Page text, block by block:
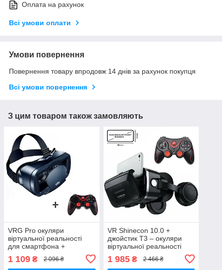
Оплата на рахунок
Всі умови оплати
Умови повернення
Повернення товару впродовж 14 днів за рахунок покупця
Всі умови повернення
З цим товаром також замовляють
VRG Pro окуляри
віртуальної реальності
для смартфона +
1 109 ₴ 2 096 ₴
VR Shinecon 10.0 +
джойстик T3 – окуляри
віртуальної реальності
для смартфона - Чорний
1 985₴ 2 466 ₴